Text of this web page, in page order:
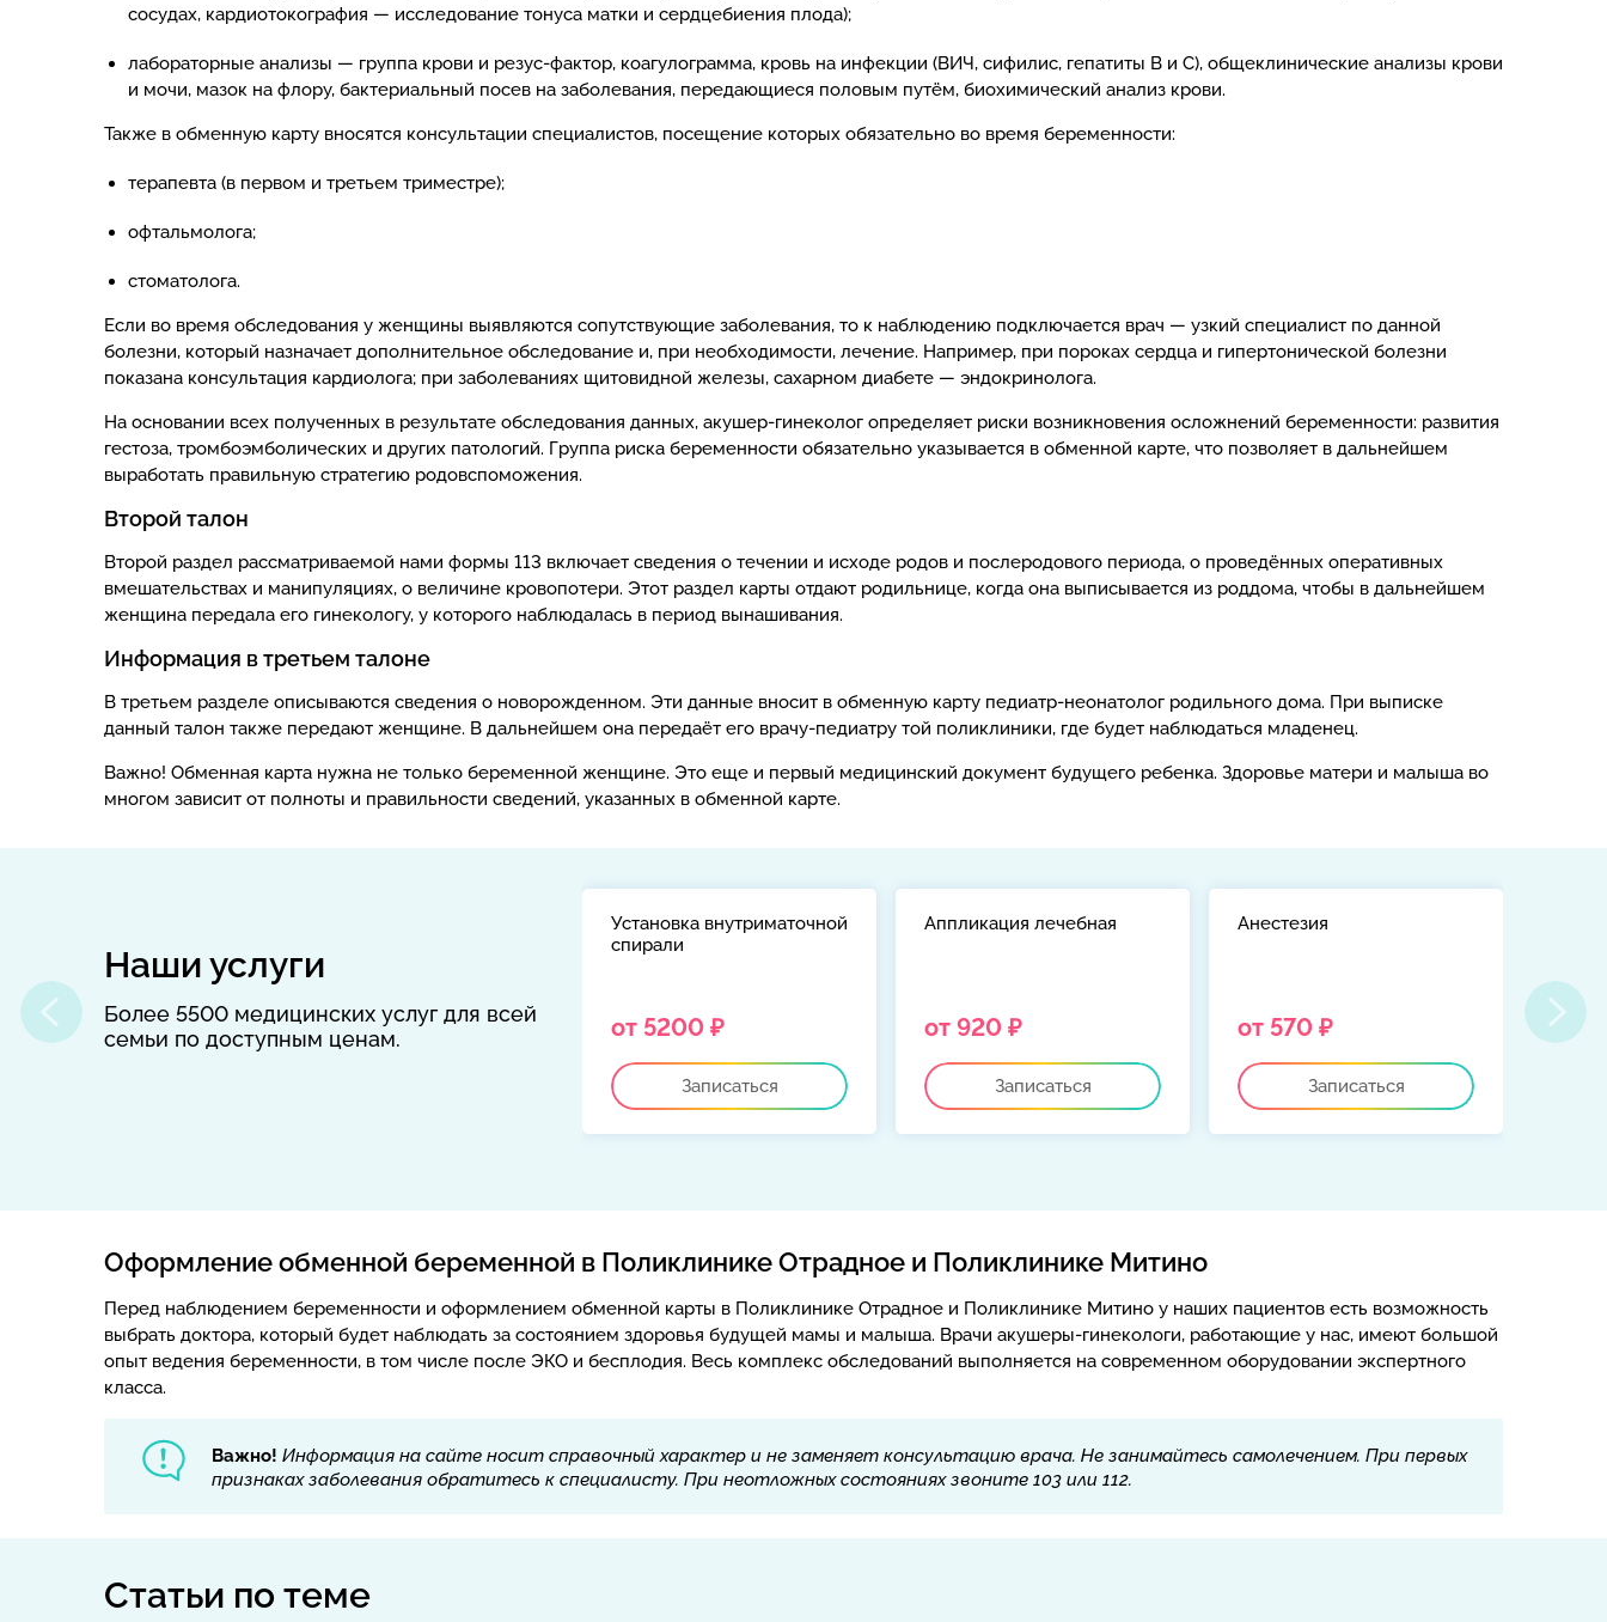
сосудах, кардиотокография — исследование тонуса матки и сердцебиения плода);
лабораторные анализы — группа крови и резус-фактор, коагулограмма, кровь на инфекции (ВИЧ, сифилис, гепатиты В и С), общеклинические анализы крови
и мочи, мазок на флору, бактериальный посев на заболевания, передающиеся половым путём, биохимический анализ крови.
Также в обменную карту вносятся консультации специалистов, посещение которых обязательно во время беременности:
терапевта (в первом и третьем триместре);
офтальмолога;
стоматолога.
Если во время обследования у женщины выявляются сопутствующие заболевания, то к наблюдению подключается врач — узкий специалист по данной
болезни, который назначает дополнительное обследование и, при необходимости, лечение. Например, при пороках сердца и гипертонической болезни
показана консультация кардиолога; при заболеваниях щитовидной железы, сахарном диабете — эндокринолога.
На основании всех полученных в результате обследования данных, акушер-гинеколог определяет риски возникновения осложнений беременности: развития
гестоза, тромбоэмболических и других патологий. Группа риска беременности обязательно указывается в обменной карте, что позволяет в дальнейшем
выработать правильную стратегию родовспоможения.
Второй талон
Второй раздел рассматриваемой нами формы 113 включает сведения о течении и исходе родов и послеродового периода, о проведённых оперативных
вмешательствах и манипуляциях, о величине кровопотери. Этот раздел карты отдают родильнице, когда она выписывается из роддома, чтобы в дальнейшем
женщина передала его гинекологу, у которого наблюдалась в период вынашивания.
Информация в третьем талоне
В третьем разделе описываются сведения о новорожденном. Эти данные вносит в обменную карту педиатр-неонатолог родильного дома. При выписке
данный талон также передают женщине. В дальнейшем она передаёт его врачу-педиатру той поликлиники, где будет наблюдаться младенец.
Важно! Обменная карта нужна не только беременной женщине. Это еще и первый медицинский документ будущего ребенка. Здоровье матери и малыша во
многом зависит от полноты и правильности сведений, указанных в обменной карте.
Наши услуги
Более 5500 медицинских услуг для всей
семьи по доступным ценам.
Установка внутриматочной
спирали
от 5200 ₽
Записаться
Аппликация лечебная
от 920 ₽
Записаться
Анестезия
от 570 ₽
Записаться
от
Оформление обменной беременной в Поликлинике Отрадное и Поликлинике Митино
Перед наблюдением беременности и оформлением обменной карты в Поликлинике Отрадное и Поликлинике Митино у наших пациентов есть возможность
выбрать доктора, который будет наблюдать за состоянием здоровья будущей мамы и малыша. Врачи акушеры-гинекологи, работающие у нас, имеют большой
опыт ведения беременности, в том числе после ЭКО и бесплодия. Весь комплекс обследований выполняется на современном оборудовании экспертного
класса.
Важно! Информация на сайте носит справочный характер и не заменяет консультацию врача. Не занимайтесь самолечением. При первых
признаках заболевания обратитесь к специалисту. При неотложных состояниях звоните 103 или 112.
Статьи по теме